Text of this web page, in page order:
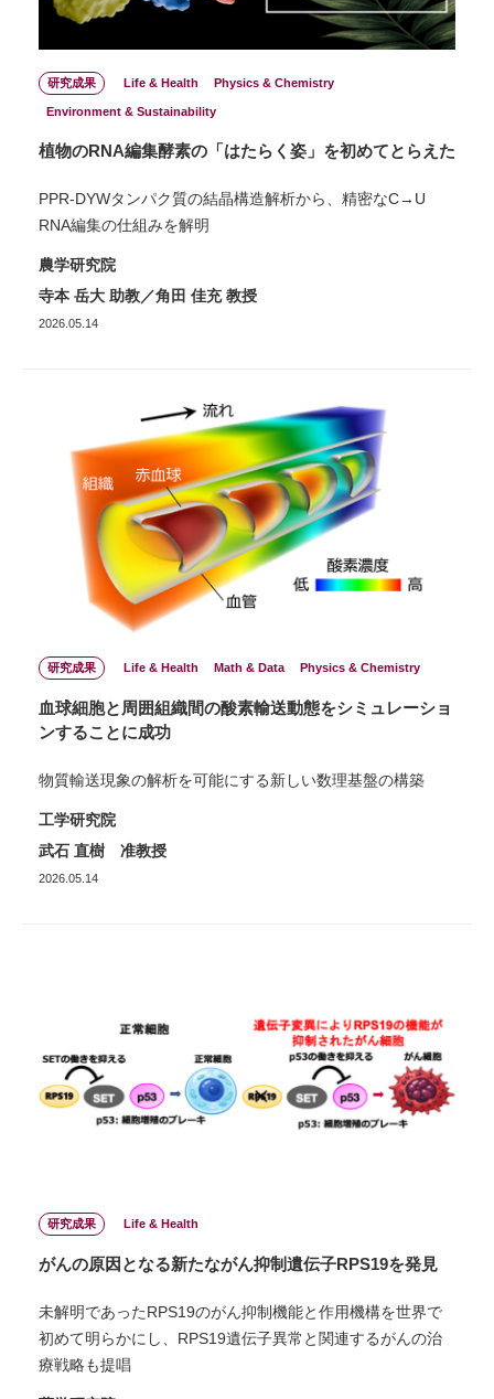
研究成果 Life & Health Physics & Chemistry
Environment & Sustainability
植物のRNA編集酵素の「はたらく姿」を初めてとらえた
PPR-DYWタンパク質の結晶構造解析から、精密なC→U
RNA編集の仕組みを解明
農学研究院
寺本 岳大 助教／角田 佳充 教授
2026.05.14
研究成果 Life & Health Math & Data Physics & Chemistry
血球細胞と周囲組織間の酸素輸送動態をシミュレーショ
ンすることに成功
物質輸送現象の解析を可能にする新しい数理基盤の構築
工学研究院
武石 直樹 准教授
2026.05.14
研究成果 Life & Health
がんの原因となる新たながん抑制遺伝子RPS19を発見
未解明であったRPS19のがん抑制機能と作用機構を世界で
初めて明らかにし、RPS19遺伝子異常と関連するがんの治
療戦略も提唱